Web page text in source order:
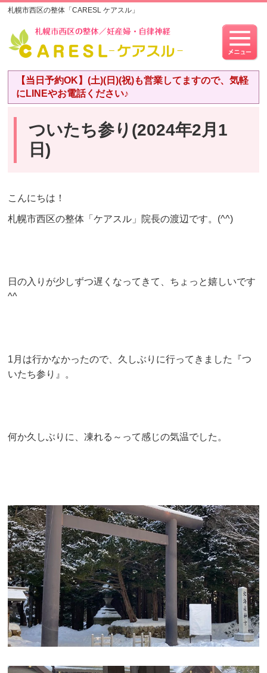
札幌市西区の整体「CARESL ケアスル」
【当日予約OK】(土)(日)(祝)も営業してますので、気軽
にLINEやお電話ください♪
ついたち参り(2024年2月1
日)
こんにちは！
札幌市西区の整体「ケアスル」院長の渡辺です。(^^)
日の入りが少しずつ遅くなってきて、ちょっと嬉しいです
^^
1月は行かなかったので、久しぶりに行ってきました『つ
いたち参り』。
何か久しぶりに、凍れる～って感じの気温でした。